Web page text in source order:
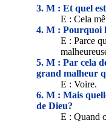
3. M : Et quel
E : Cela
4. M : Pourquoi
E : Parce
5. M : Par cela
grand malheur
E : Voire.
6. M : Mais
de Dieu?
E : Quand